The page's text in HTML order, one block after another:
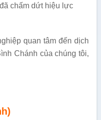
chấm dứt hiệu lực
quan tâm đến dịch
Chánh của chúng tôi,